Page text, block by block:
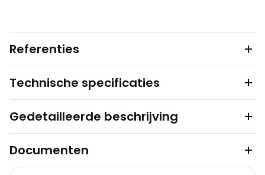
Referenties
Technische specificaties
Gedetailleerde beschrijving
Documenten